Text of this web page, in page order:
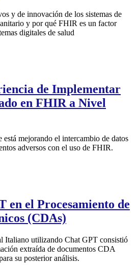
y de innovación de los sistemas de
y por qué FHIR es un factor
digitales de salud
de Implementar
en FHIR a Nivel
mejorando el intercambio de datos
adversos con el uso de FHIR.
en el Procesamiento de
(CDAs)
Italiano utilizando Chat GPT consistió
extraída de documentos CDA
su posterior análisis.